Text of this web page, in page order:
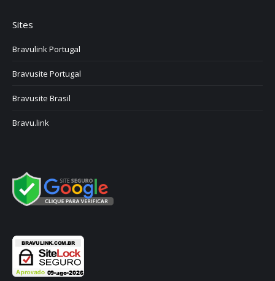
Sites
Bravulink Portugal
Bravusite Portugal
Bravusite Brasil
Bravu.link